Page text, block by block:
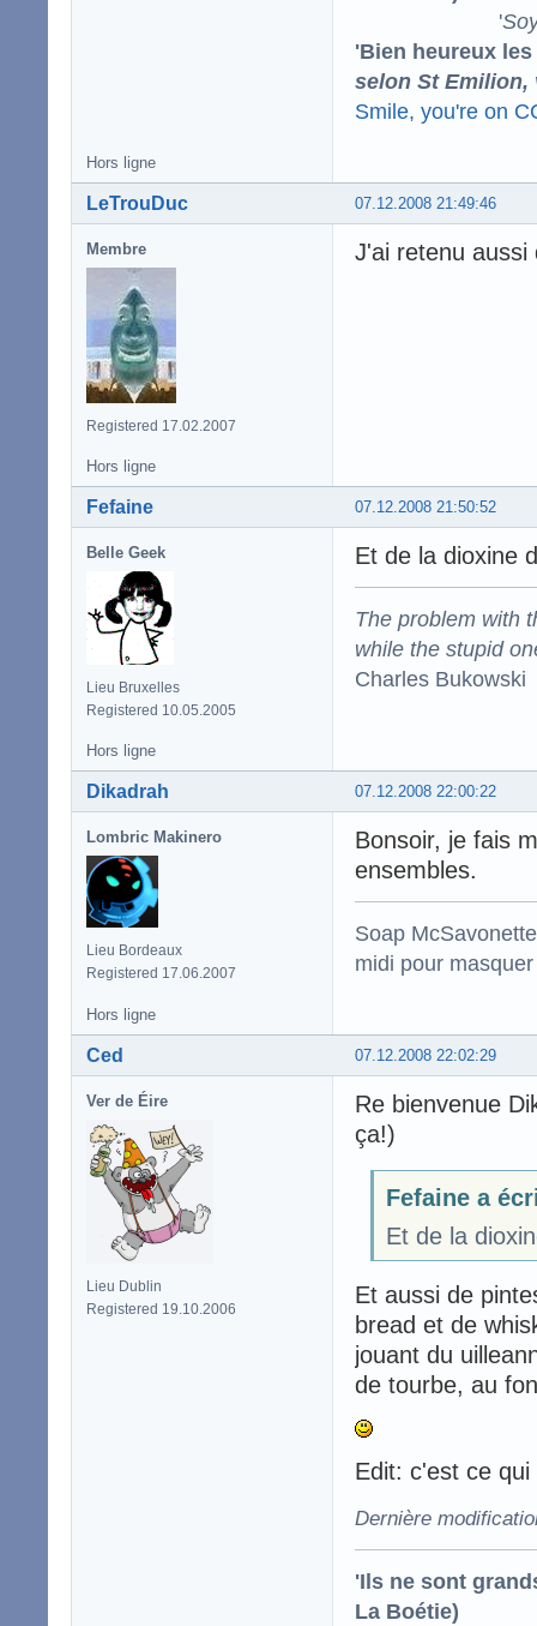
'
'Bien heureux
selon St Emilion,
Smile, you're on
Hors ligne
07.12.2008 21:49:46
LeTrouDuc
Membre
Registered 17.02.2007
J'ai retenu aussi
Hors ligne
07.12.2008 21:50:52
Fefaine
Belle Geek
Lieu Bruxelles
Registered 10.05.2005
Et de la dioxine
The problem with
while the stupid
Charles Bukowski
Hors ligne
07.12.2008 22:00:22
Dikadrah
Lombric Makinero
Lieu Bordeaux
Registered 17.06.2007
Bonsoir, je fais
ensembles.
Soap
midi pour
Hors ligne
07.12.2008 22:02:29
Ced
Ver de Éire
Lieu Dublin
Registered 19.10.2006
Re bienvenue
ça!)
Fefaine a
Et de la
Et aussi de
bread et de
jouant du
de tourbe, au
Edit: c'est ce
Dernière
'Ils ne sont
La Boétie)